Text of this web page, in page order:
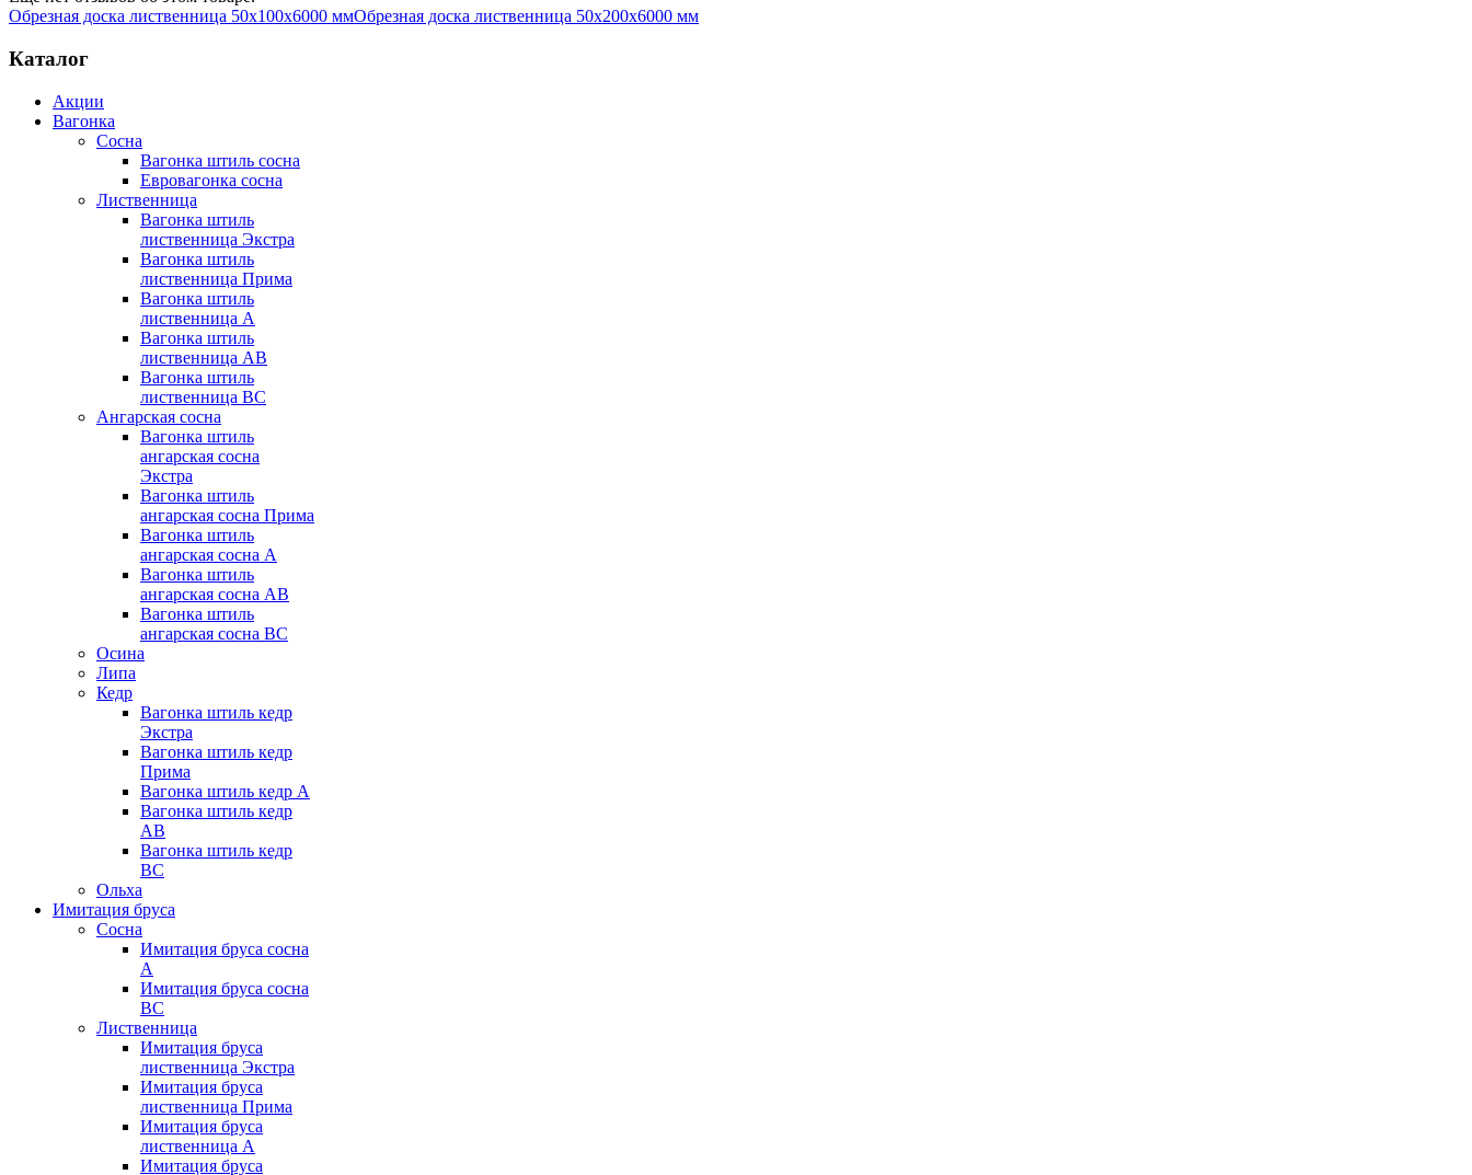
Обрезная доска лиственница 50х100х6000 ммОбрезная доска лиственница 50х200х6000 мм
Каталог
Акции
Вагонка
Сосна
Вагонка штиль сосна
Евровагонка сосна
Лиственница
Вагонка штиль
лиственница Экстра
Вагонка штиль
лиственница Прима
Вагонка штиль
лиственница А
Вагонка штиль
лиственница AB
Вагонка штиль
лиственница BC
Ангарская сосна
Вагонка штиль
ангарская сосна
Экстра
Вагонка штиль
ангарская сосна Прима
Вагонка штиль
ангарская сосна А
Вагонка штиль
ангарская сосна AB
Вагонка штиль
ангарская сосна BC
Осина
Липа
Кедр
Вагонка штиль кедр
Экстра
Вагонка штиль кедр
Прима
Вагонка штиль кедр А
Вагонка штиль кедр
AB
Вагонка штиль кедр
BC
Ольха
Имитация бруса
Сосна
Имитация бруса сосна
А
Имитация бруса сосна
BC
Лиственница
Имитация бруса
лиственница Экстра
Имитация бруса
лиственница Прима
Имитация бруса
лиственница А
Имитация бруса